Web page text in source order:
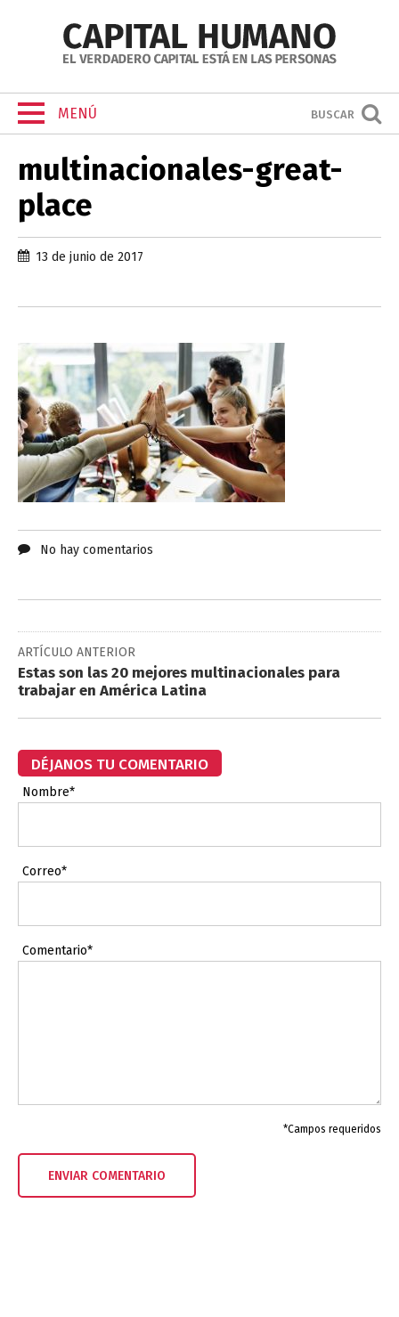
MENÚ BUSCAR
multinacionales-great-
place
13 de junio de 2017
No hay comentarios
ARTÍCULO ANTERIOR
Estas son las 20 mejores multinacionales para
trabajar en América Latina
DÉJANOS TU COMENTARIO
Nombre*
Correo*
Comentario*
*Campos requeridos